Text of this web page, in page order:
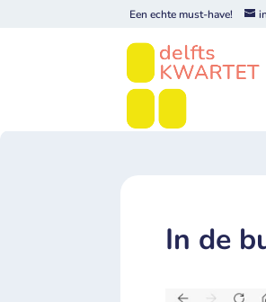
Een echte must-have!
In de